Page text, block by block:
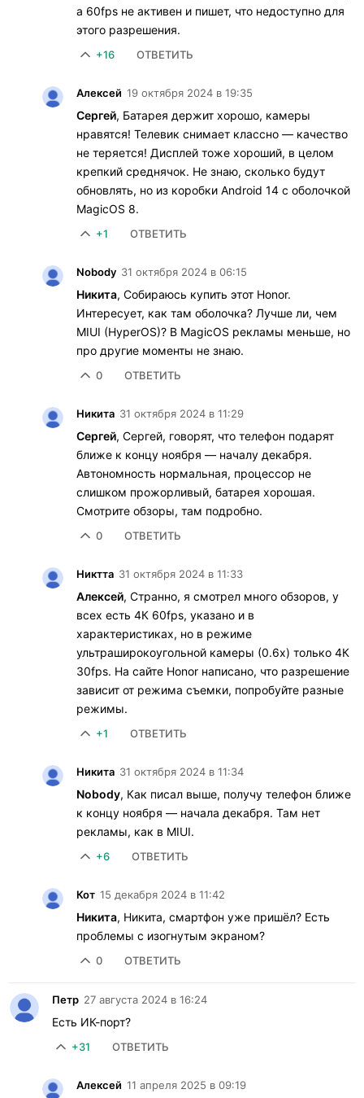
а 60fps не активен и пишет, что недоступно для
этого разрешения.
+16 ОТВЕТИТЬ
Алексей 19 октября 2024 в 19:35
Сергей, Батарея держит хорошо, камеры
нравятся! Телевик снимает классно — качество
не теряется! Дисплей тоже хороший, в целом
крепкий среднячок. Не знаю, сколько будут
обновлять, но из коробки Android 14 с оболочкой
MagicOS 8.
+1 ОТВЕТИТЬ
Nobody 31 октября 2024 в 06:15
Никита, Собираюсь купить этот Honor.
Интересует, как там оболочка? Лучше ли, чем
MIUI (HyperOS)? В MagicOS рекламы меньше, но
про другие моменты не знаю.
0 ОТВЕТИТЬ
Никита 31 октября 2024 в 11:29
Сергей, Сергей, говорят, что телефон подарят
ближе к концу ноября — началу декабря.
Автономность нормальная, процессор не
слишком прожорливый, батарея хорошая.
Смотрите обзоры, там подробно.
0 ОТВЕТИТЬ
Никтта 31 октября 2024 в 11:33
Алексей, Странно, я смотрел много обзоров, у
всех есть 4К 60fps, указано и в
характеристиках, но в режиме
ультраширокоугольной камеры (0.6x) только 4К
30fps. На сайте Honor написано, что разрешение
зависит от режима съемки, попробуйте разные
режимы.
+1 ОТВЕТИТЬ
Никита 31 октября 2024 в 11:34
Nobody, Как писал выше, получу телефон ближе
к концу ноября — начала декабря. Там нет
рекламы, как в MIUI.
+6 ОТВЕТИТЬ
Кот 15 декабря 2024 в 11:42
Никита, Никита, смартфон уже пришёл? Есть
проблемы с изогнутым экраном?
0 ОТВЕТИТЬ
Петр 27 августа 2024 в 16:24
Есть ИК-порт?
+31 ОТВЕТИТЬ
Алексей 11 апреля 2025 в 09:19